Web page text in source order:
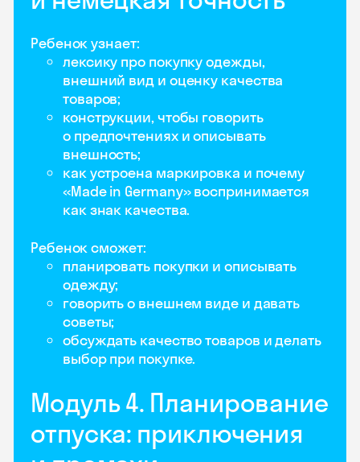
Ребенок узнает:
лексику про покупку одежды,
внешний вид и оценку качества
товаров;
конструкции, чтобы говорить
о предпочтениях и описывать
внешность;
как устроена маркировка и почему
«Made in Germany» воспринимается
как знак качества.
Ребенок сможет:
планировать покупки и описывать
одежду;
говорить о внешнем виде и давать
советы;
обсуждать качество товаров и делать
выбор при покупке.
Модуль 4. Планирование
отпуска: приключения